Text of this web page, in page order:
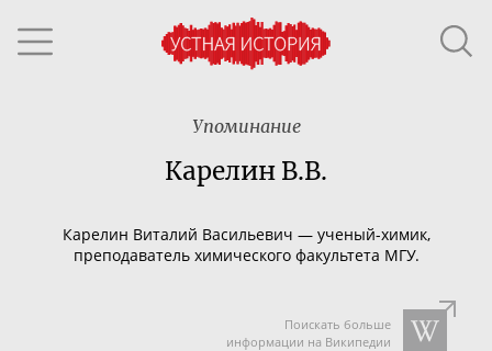
Упоминание
Карелин В.В.
Карелин Виталий Васильевич — ученый-химик,
преподаватель химического факультета МГУ.
Поискать больше
информации на Википедии